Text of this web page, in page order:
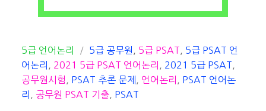
카
테
고
리
5급 언어논리
태
그
5급 공무원 5급 PSAT
5급 PSAT 언
어논리
2021 5급 PSAT 언어논리 2021 5급 PSAT
공무원시험
PSAT 추론 문제 언어논리
PSAT 언어논
리
공무원 PSAT 기출 PSAT